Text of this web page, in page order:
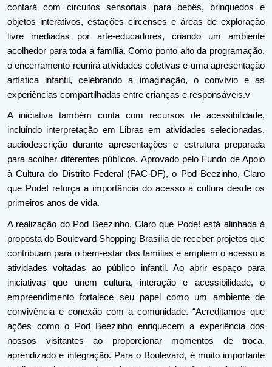
contará com circuitos sensoriais para bebês, brinquedos e
objetos interativos, estações circenses e áreas de exploração
livre mediadas por arte-educadores, criando um ambiente
acolhedor para toda a família. Como ponto alto da programação,
o encerramento reunirá atividades coletivas e uma apresentação
artística infantil, celebrando a imaginação, o convívio e as
experiências compartilhadas entre crianças e responsáveis.v
A iniciativa também conta com recursos de acessibilidade,
incluindo interpretação em Libras em atividades selecionadas,
audiodescrição durante apresentações e estrutura preparada
para acolher diferentes públicos. Aprovado pelo Fundo de Apoio
à Cultura do Distrito Federal (FAC-DF), o Pod Beezinho, Claro
que Pode! reforça a importância do acesso à cultura desde os
primeiros anos de vida.
A realização do Pod Beezinho, Claro que Pode! está alinhada à
proposta do Boulevard Shopping Brasília de receber projetos que
contribuam para o bem-estar das famílias e ampliem o acesso a
atividades voltadas ao público infantil. Ao abrir espaço para
iniciativas que unem cultura, interação e acessibilidade, o
empreendimento fortalece seu papel como um ambiente de
convivência e conexão com a comunidade. “Acreditamos que
ações como o Pod Beezinho enriquecem a experiência dos
nossos visitantes ao proporcionar momentos de troca,
aprendizado e integração. Para o Boulevard, é muito importante